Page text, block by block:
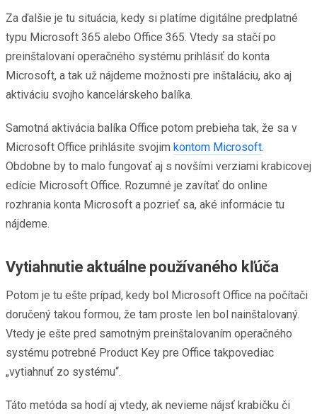
Za ďalšie je tu situácia, kedy si platíme digitálne predplatné
typu Microsoft 365 alebo Office 365. Vtedy sa stačí po
preinštalovaní operačného systému prihlásiť do konta
Microsoft, a tak už nájdeme možnosti pre inštaláciu, ako aj
aktiváciu svojho kancelárskeho balíka.
Samotná aktivácia balíka Office potom prebieha tak, že sa v
Microsoft Office prihlásite svojim kontom Microsoft.
Obdobne by to malo fungovať aj s novšími verziami krabicovej
edície Microsoft Office. Rozumné je zavítať do online
rozhrania konta Microsoft a pozrieť sa, aké informácie tu
nájdeme.
Vytiahnutie aktuálne používaného kľúča
Potom je tu ešte prípad, kedy bol Microsoft Office na počítači
doručený takou formou, že tam proste len bol nainštalovaný.
Vtedy je ešte pred samotným preinštalovaním operačného
systému potrebné Product Key pre Office takpovediac
„vytiahnuť zo systému“.
Táto metóda sa hodí aj vtedy, ak nevieme nájsť krabičku či